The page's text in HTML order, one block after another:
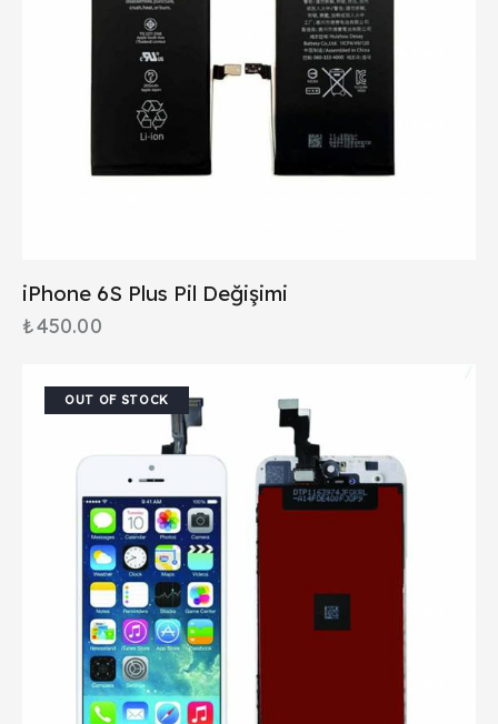
iPhone 6S Plus Pil Değişimi
₺450.00
OUT OF STOCK